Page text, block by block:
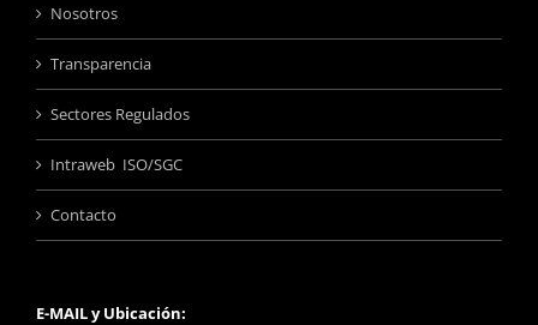
Nosotros
Transparencia
Sectores Regulados
Intraweb ISO/SGC
Contacto
E-MAIL y Ubicación: